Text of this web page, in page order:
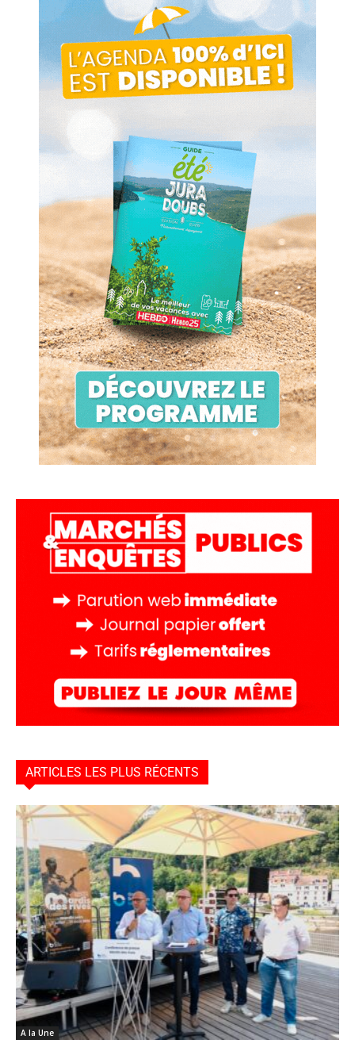
ARTICLES LES PLUS RÉCENTS
A la Une